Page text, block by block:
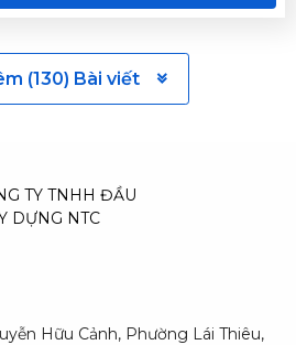
(130) Bài viết
Hữu Cảnh, Phường Lái Thiêu,